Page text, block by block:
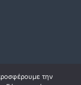
by Infotechnica
την